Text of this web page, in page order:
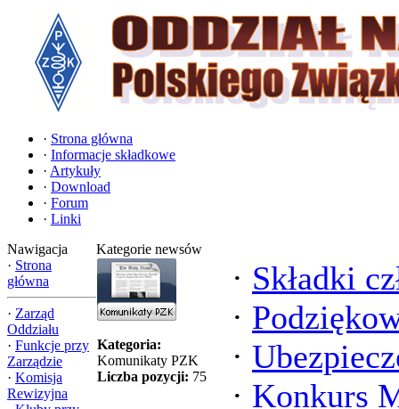
· Strona główna
· Informacje składkowe
· Artykuły
· Download
· Forum
· Linki
Nawigacja
· Strona
główna
· Zarząd
Oddziału
· Funkcje przy
Zarządzie
· Komisja
Rewizyjna
Kategorie newsów
Kategoria:
Komunikaty PZK
Liczba pozycji: 75
· Składki
·
·
· Konkurs